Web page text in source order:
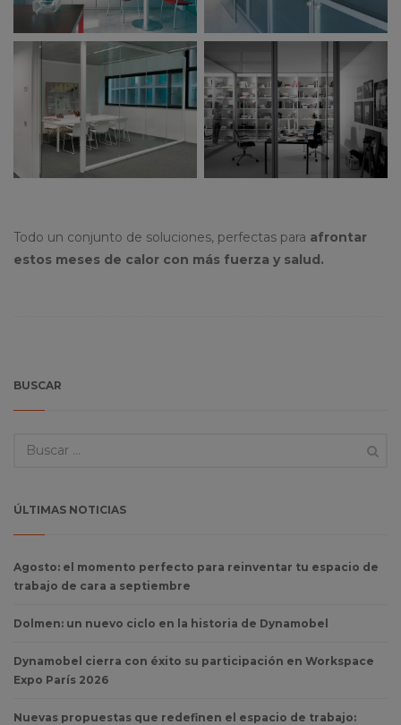
Todo un conjunto de soluciones, perfectas para afrontar
estos meses de calor con más fuerza y salud.
BUSCAR
ÚLTIMAS NOTICIAS
Agosto: el momento perfecto para reinventar tu espacio de
trabajo de cara a septiembre
Dolmen: un nuevo ciclo en la historia de Dynamobel
Dynamobel cierra con éxito su participación en Workspace
Expo París 2026
Nuevas propuestas que redefinen el espacio de trabajo: